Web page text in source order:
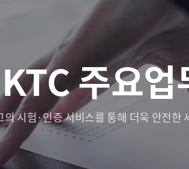
KTC 주요업
의 시험·인증 서비스를 통해 더욱 안전한